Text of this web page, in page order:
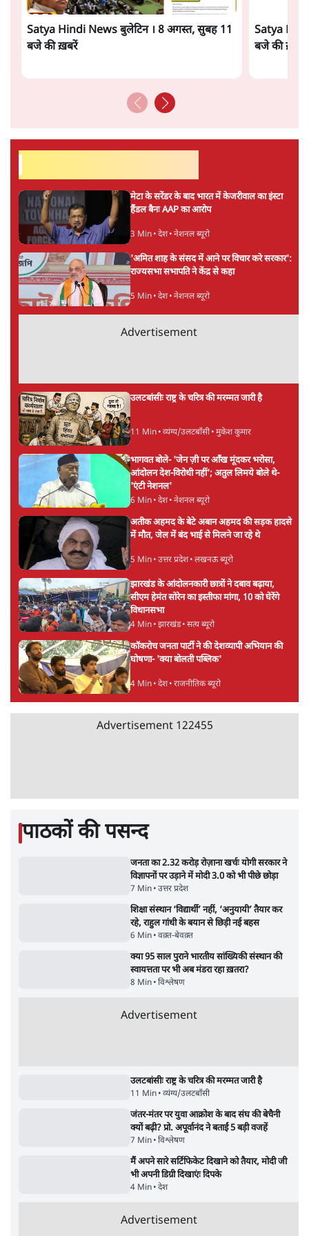
तीन, सरकार की लाभकारी योजनाओं का लाभ भी बीजेपी
को मिला है। ख़ासतौर पर बेहद ग़रीब और महामारी के दौरान
आर्थिक रूप से कमजोर हुए तबक़ों ने बीजेपी को अपना वोट
सत्य हिन्दी ऐपडाउनलोडकरें
आशुतोष
पत्रकारिता में एक लंबी पारी और राजनीति में 20-20 खेलने के बाद
आशुतोष पिछले दिनों पत्रकारिता में लौट आए हैं। समाचार पत्रों में
लिखी उनकी टिप्पणियाँ 'मुखौटे का राजधर्म' नामक संग्रह से प्रकाशित
हो चुका है। उनकी अन्य प्रकाशित पुस्तकों में अन्ना आंदोलन पर भी
आशुतोषकी और स्टोरी पढ़ें
अगली खबर लोड हो रही है...
ताजा खबरें
झारखंड में छात्र नेताओं और सरकार की बातचीत
बेनतीजा, आंदोलन जारी
5 Min देश
पीएम मोदी लाल किले से बताएं पैलेट गन चलाने का
आदेश किसका था, जंतर मंतर हमाराः CJP
देश
सुखबीर बादल और पीएम मोदी मिले, पंजाब चुनाव से
पहले बीजेपी-अकाली दल गठबंधन की अटकलें तेज
संसद में क्या FCRA बिल पेश कर सकते हैं शाह?
6 Min •देश
'E20- दाल में काला नहीं, पूरी दाल ही काली; वाहनों
को बरबाद कर रहा है इथेनॉल': राहुल
5 Min•देश
UPI पर प्रस्तावित शुल्क के पीछे ट्रंप का दबाव?
वीजा-मास्टरकार्ड को फायदा पहुँचाने की चर्चा
6 Min• विश्लेषण
Advertisement
मार्क ज़करबर्ग का माफीनामाः ये बहुत अंदर की बात
है
9 Min•विश्लेषण
BJP और मोदी ‘गॉडफादर’ भागवत की Gen Z पर
सलाह मानेंः अभिजीत दिपके
5 Min•देश